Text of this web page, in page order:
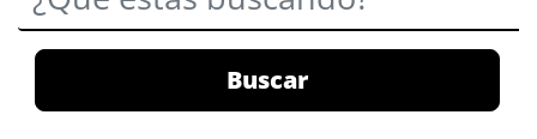
Buscar